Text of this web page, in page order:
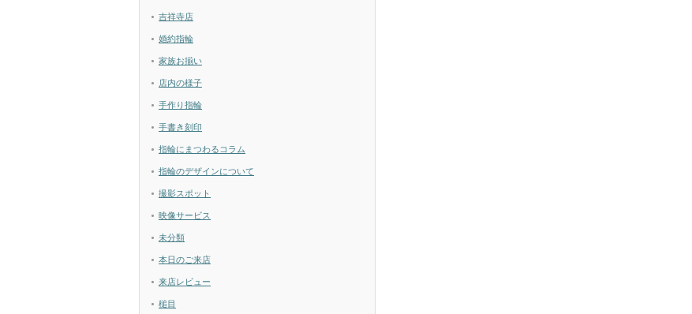
吉祥寺店
婚約指輪
家族お揃い
店内の様子
手作り指輪
手書き刻印
指輪にまつわるコラム
指輪のデザインについて
撮影スポット
映像サービス
未分類
本日のご来店
来店レビュー
槌目